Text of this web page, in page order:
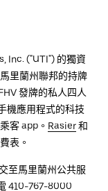
Inc. ("UTI") 的獨資
里蘭州聯邦的持牌
發牌的私人四人
機應用程式的科技
客 app。 Rasier和
表。
至馬里蘭州公共服
410-767-8000